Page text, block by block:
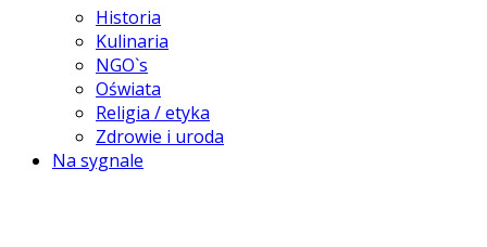
Historia
Kulinaria
NGO`s
Oświata
Religia / etyka
Zdrowie i uroda
Na sygnale